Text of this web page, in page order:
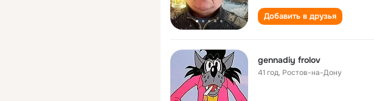
Добавить в друзья
gennadiy frolov
41 год, Ростов-на-Дону